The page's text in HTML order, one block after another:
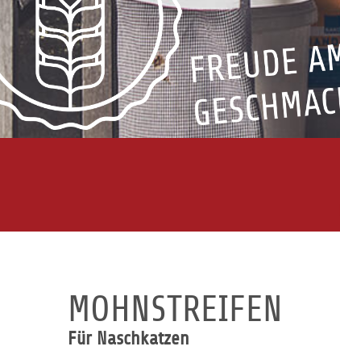
MOHNSTREIFEN
Für Naschkatzen